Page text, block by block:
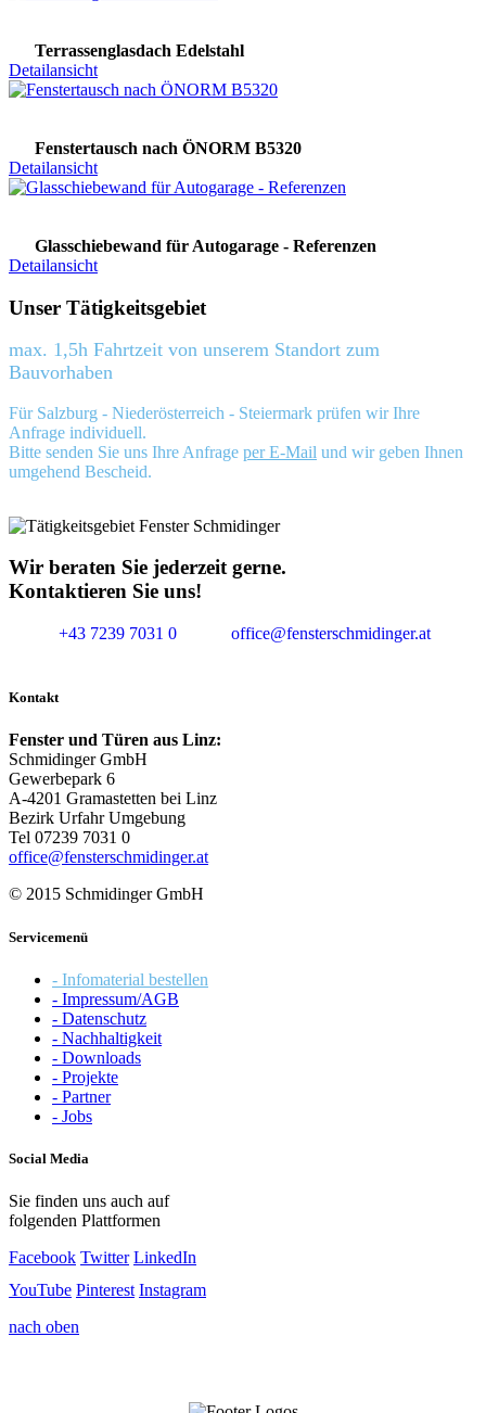
Terrassenglasdach Edelstahl
Detailansicht
Fenstertausch nach ÖNORM B5320
Detailansicht
Glasschiebewand für Autogarage - Referenzen
Detailansicht
Unser Tätigkeitsgebiet
max. 1,5h Fahrtzeit von unserem Standort zum
Bauvorhaben
Für Salzburg - Niederösterreich - Steiermark prüfen wir Ihre
Anfrage individuell.
Bitte senden Sie uns Ihre Anfrage per E-Mail und wir geben Ihnen
umgehend Bescheid.
Wir beraten Sie jederzeit gerne.
Kontaktieren Sie uns!
+43 7239 7031 0 office@fensterschmidinger.at
Kontakt
Fenster und Türen aus Linz:
Schmidinger GmbH
Gewerbepark 6
A-4201 Gramastetten bei Linz
Bezirk Urfahr Umgebung
Tel 07239 7031 0
office@fensterschmidinger.at
© 2015 Schmidinger GmbH
Servicemenü
- Infomaterial bestellen
- Impressum/AGB
- Datenschutz
- Nachhaltigkeit
- Downloads
- Projekte
- Partner
- Jobs
Social Media
Sie finden uns auch auf
folgenden Plattformen
Facebook Twitter LinkedIn
YouTube Pinterest Instagram
nach oben